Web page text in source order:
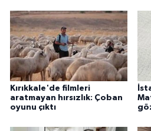
Kırıkkale'de filmleri
aratmayan hırsızlık: Çoban
oyunu çıktı